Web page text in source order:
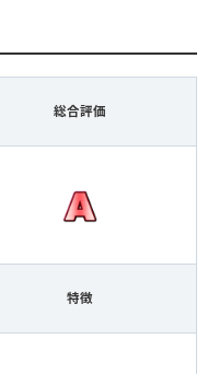
総合評価
特徴